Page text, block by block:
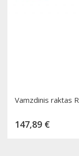
Vamzdinis raktas
147,89 €